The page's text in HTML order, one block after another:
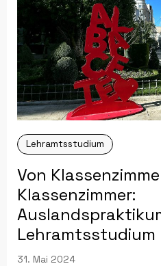
Lehramtsstudium
Von
Klassenzimmer:
Lehramtsstudium
31. Mai 2024